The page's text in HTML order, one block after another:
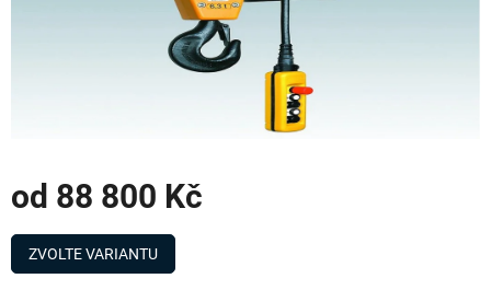
od 88 800 Kč
Měrná
cena:
ZVOLTE VARIANTU